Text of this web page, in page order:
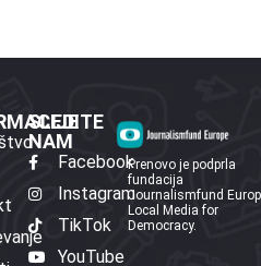
SLEDITE
NAM
Facebook
Instagram
TikTok
YouTube
Prenovo je podprla
fundacija
Journalismfund
Local Media for
Democracy.